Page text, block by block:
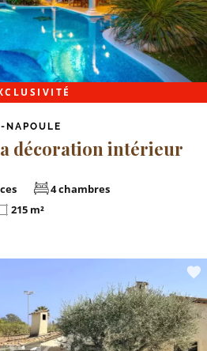
décoration intérieur
4 chambres
215 m²